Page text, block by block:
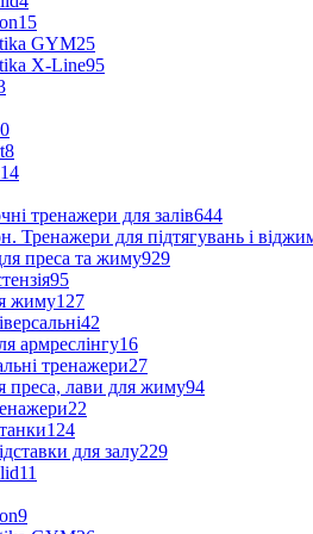
15
GYM25
X-Line95
8
14
тренажери для залів644
Тренажери для підтягувань і
преса та жиму929
95
жиму127
42
армреслінгу16
тренажери27
преса, лави для жиму94
22
124
для залу229
11
9